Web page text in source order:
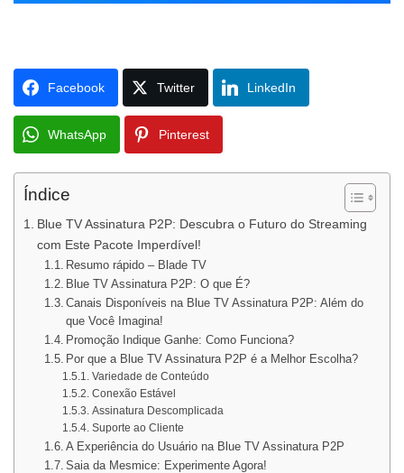
Facebook Twitter LinkedIn
WhatsApp Pinterest
Índice
Blue TV Assinatura P2P: Descubra o Futuro do Streaming
com Este Pacote Imperdível!
Resumo rápido – Blade TV
Blue TV Assinatura P2P: O que É?
Canais Disponíveis na Blue TV Assinatura P2P: Além do
que Você Imagina!
Promoção Indique Ganhe: Como Funciona?
Por que a Blue TV Assinatura P2P é a Melhor Escolha?
Variedade de Conteúdo
Conexão Estável
Assinatura Descomplicada
Suporte ao Cliente
A Experiência do Usuário na Blue TV Assinatura P2P
Saia da Mesmice: Experimente Agora!